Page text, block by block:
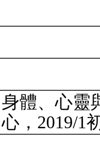
體、心靈
，2019/1